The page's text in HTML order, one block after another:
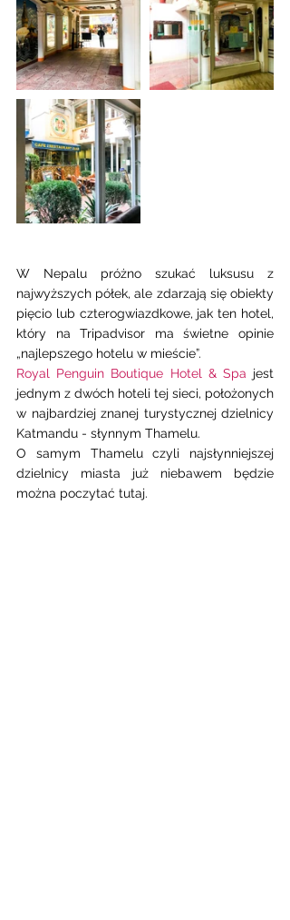
W Nepalu próżno szukać luksusu z
najwyższych półek, ale zdarzają się obiekty
pięcio lub czterogwiazdkowe, jak ten hotel,
który na Tripadvisor ma świetne opinie
„najlepszego hotelu w mieście”.
Royal Penguin Boutique Hotel & Spa jest
jednym z dwóch hoteli tej sieci, położonych
w najbardziej znanej turystycznej dzielnicy
Katmandu - słynnym Thamelu.
O samym Thamelu czyli najsłynniejszej
dzielnicy miasta już niebawem będzie
można poczytać tutaj.